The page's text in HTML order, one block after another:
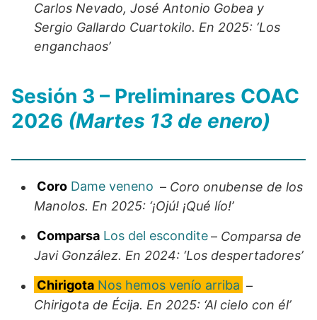
Carlos Nevado, José Antonio Gobea y
Sergio Gallardo Cuartokilo. En 2025: ‘Los
enganchaos’
Sesión 3 – Preliminares COAC
2026 (Martes 13 de enero)
Coro Dame veneno – Coro onubense de los
Manolos. En 2025: ‘¡Ojú! ¡Qué lío!’
Comparsa Los del escondite– Comparsa de
Javi González. En 2024: ‘Los despertadores’
Chirigota Nos hemos venío arriba –
Chirigota de Écija. En 2025: ‘Al cielo con él’